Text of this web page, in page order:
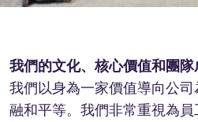
我們的文化、核心價值和團隊
我們以身為一家價值導向公
融和平等。我們非常重視為